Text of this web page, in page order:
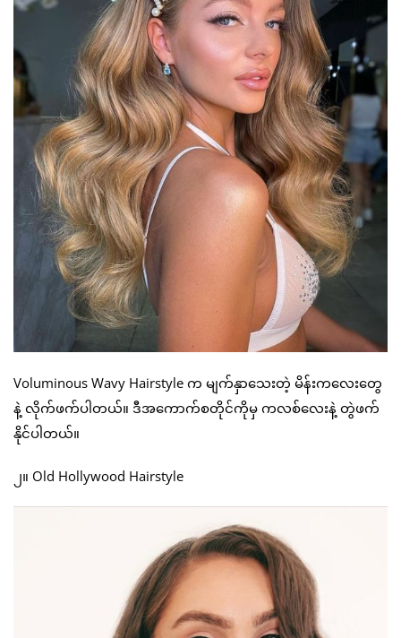
Voluminous Wavy Hairstyle က မျက်နှာသေးတဲ့ မိန်းကလေးတွေ
နဲ့ လိုက်ဖက်ပါတယ်။ ဒီအကောက်စတိုင်ကိုမှ ကလစ်လေးနဲ့ တွဲဖက်
နိုင်ပါတယ်။
၂။ Old Hollywood Hairstyle